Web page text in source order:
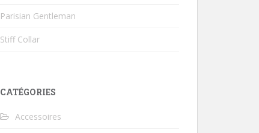
Parisian Gentleman
Stiff Collar
CATÉGORIES
Accessoires